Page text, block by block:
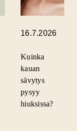
16.7.2026
Kuinka
kauan
sävytys
pysyy
hiuksissa?